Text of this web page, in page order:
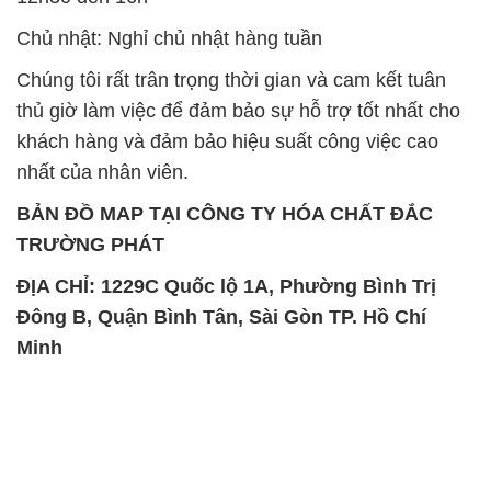
Chủ nhật: Nghỉ chủ nhật hàng tuần
Chúng tôi rất trân trọng thời gian và cam kết tuân
thủ giờ làm việc để đảm bảo sự hỗ trợ tốt nhất cho
khách hàng và đảm bảo hiệu suất công việc cao
nhất của nhân viên.
BẢN ĐỒ MAP TẠI CÔNG TY HÓA CHẤT ĐẮC
TRƯỜNG PHÁT
ĐỊA CHỈ: 1229C Quốc lộ 1A, Phường Bình Trị
Đông B, Quận Bình Tân, Sài Gòn TP. Hồ Chí
Minh